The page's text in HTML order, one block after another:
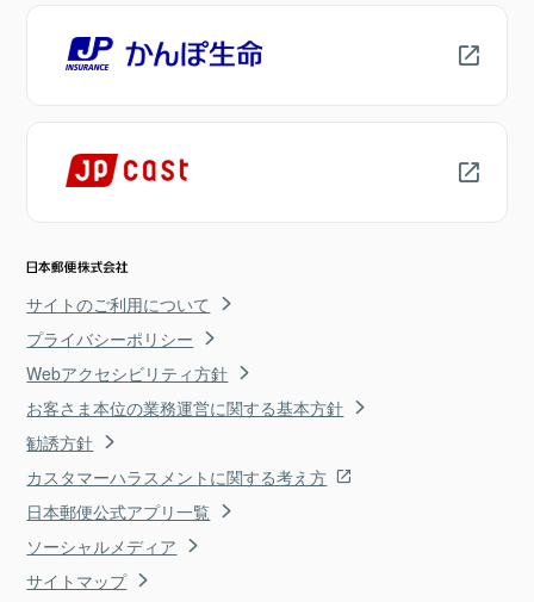
サイトのご利用について
プライバシーポリシー
Webアクセシビリティ方針
お客さま本位の業務運営に関する基本方針
勧誘方針
カスタマーハラスメントに関する考え方
日本郵便公式アプリ一覧
ソーシャルメディア
サイトマップ